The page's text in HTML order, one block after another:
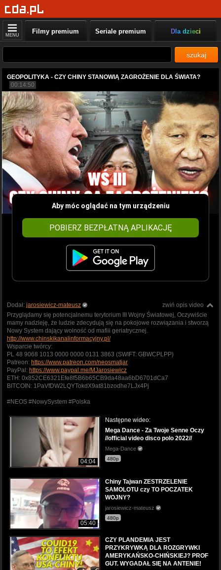
MENU Filmy premium Seriale premium Dla dzieci
szukaj
GEOPOLITYKA - CZY CHINY STANOWIĄ ZAGROŻENIE DLA ŚWIATA?
00:14:50
Aby móc oglądać na tym urządzeniu
POBIERZ BEZPŁATNĄ APLIKACJĘ
zwiń opis video
Dodał: jarosiewicz-mateusz
Przyglądamy się potencjalnemu terytorium III Wojny Światowej, Oczywiście
mamy nadzieję, że ludzie zdecydują się na pokojowe rozwiązania i stworzą
Nowy System dający wolność od mafiii geriatrycznej.
http://www.chinskikanalinformacyjny.pl/
Wsparcie twórcy:
PL 48 9068 1013 0000 0000 0131 3863 (SWIFT: GBWCPLPP)
Patreon: https://www.patreon.com/neosmatjar
PayPal: https://www.paypal.me/MJarosiewicz
ETH: 0x852CE6321Efe8f5B6b65CB9da48aa6bD6701dCa7
BITCOIN: 1PaVfDW2LQYTokdX9at81bzodhe7LJx4Pj
#NEOS #NowySystem #Polska
04:04
Następne wideo:
Mega Dance - Za Twoje Senne Oczy
//official video disco polo 2022//
Mega-Dance
480p
05:40
Chiny Tajwan ZESTRZELENIE
SAMOLOTU czy TO POCZATEK
WOJNY?
jarosiewicz-mateusz
480p
CZY PLANDEMIA JEST
PRZYKRYWKĄ DLA ROZGRYWKI
AMERYKAŃSKO-CHIŃSKIEJ? PROF
GUT. WYGADAŁ SIĘ NA ANTENIE!